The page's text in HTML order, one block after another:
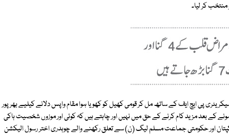
منتخب کر لیا۔
پی ایچ ایف کے ساتھ مل کر قومی کھیل کو کھویا ہوا مقام واپس دلانے کیلیے بھرپور
بعد مزید کام کرنے کے حق میں نہیں اور چاہتے ہیں کہ کوئی اور موزوں شخصیت ہاکی
اور حکومتی جماعت مسلم لیگ (ن) سے تعلق رکھنے والے چوہدری اختر رسول الیکشن